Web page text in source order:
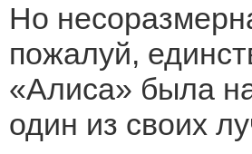
Но
пожалуй,
«Алиса» была
один из своих